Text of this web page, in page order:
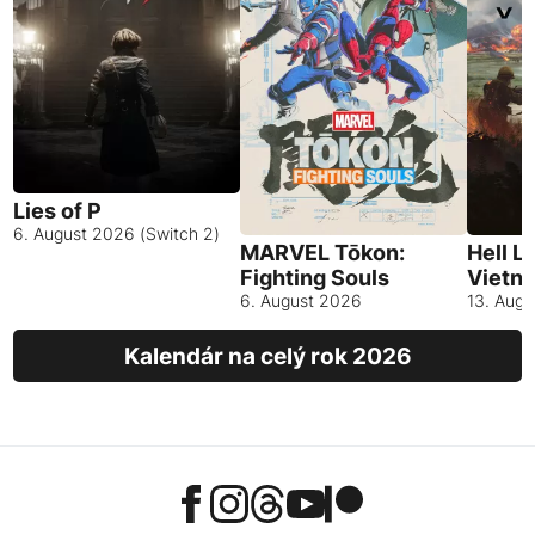
Lies of P
6. August 2026 (Switch 2)
MARVEL Tōkon:
Fighting Souls
6. August 2026
Hell
13.
Kalendár na celý rok 2026